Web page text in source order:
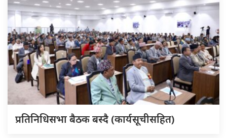
प्रतिनिधिसभा बैठक बस्दै (कार्यसूचीसहित)